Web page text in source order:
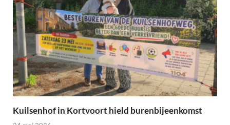
Kuilsenhof in Kortvoort hield burenbijeenkomst